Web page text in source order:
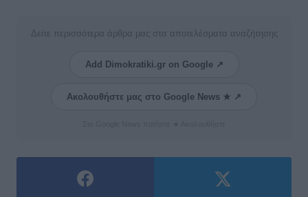
Δείτε περισσότερα άρθρα μας στα αποτελέσματα αναζήτησης
Add Dimokratiki.gr on Google ↗
Ακολουθήστε μας στο Google News ★ ↗